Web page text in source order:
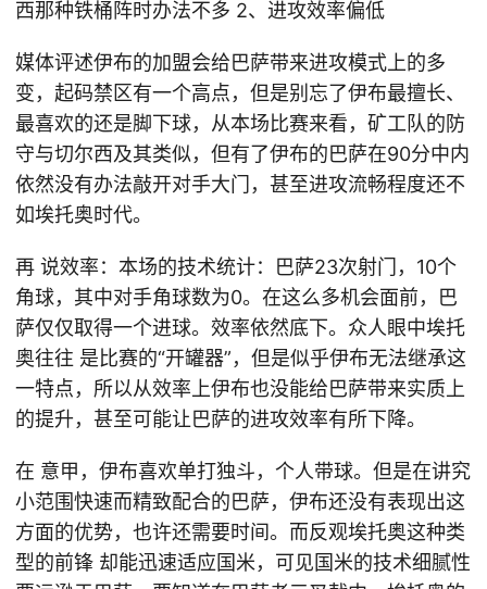
西那种铁桶阵时办法不多 2、进攻效率偏低
媒体评述伊布的加盟会给巴萨带来进攻模式上的多
变，起码禁区有一个高点，但是别忘了伊布最擅长、
最喜欢的还是脚下球，从本场比赛来看，矿工队的防
守与切尔西及其类似，但有了伊布的巴萨在90分中内
依然没有办法敲开对手大门，甚至进攻流畅程度还不
如埃托奥时代。
再 说效率：本场的技术统计：巴萨23次射门，10个
角球，其中对手角球数为0。在这么多机会面前，巴
萨仅仅取得一个进球。效率依然底下。众人眼中埃托
奥往往 是比赛的“开罐器”，但是似乎伊布无法继承这
一特点，所以从效率上伊布也没能给巴萨带来实质上
的提升，甚至可能让巴萨的进攻效率有所下降。
在 意甲，伊布喜欢单打独斗，个人带球。但是在讲究
小范围快速而精致配合的巴萨，伊布还没有表现出这
方面的优势，也许还需要时间。而反观埃托奥这种类
型的前锋 却能迅速适应国米，可见国米的技术细腻性